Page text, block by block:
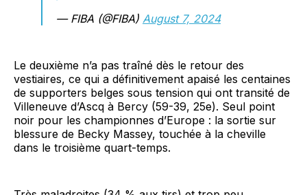
— FIBA (@FIBA) August 7, 2024
Le deuxième n’a pas traîné dès le retour des
vestiaires, ce qui a définitivement apaisé les centaines
de supporters belges sous tension qui ont transité de
Villeneuve d’Ascq à Bercy (59-39, 25e). Seul point
noir pour les championnes d’Europe : la sortie sur
blessure de Becky Massey, touchée à la cheville
dans le troisième quart-temps.